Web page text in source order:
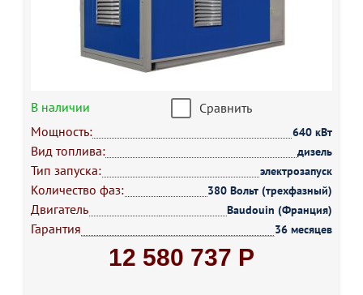
В наличии
Сравнить
Мощность:
640 кВт
Вид топлива: дизель
Тип запуска: электрозапуск
Количество фаз: 380 Вольт (трехфазный)
Двигатель Baudouin (Франция)
Гарантия 36 месяцев
12 580 737 Р